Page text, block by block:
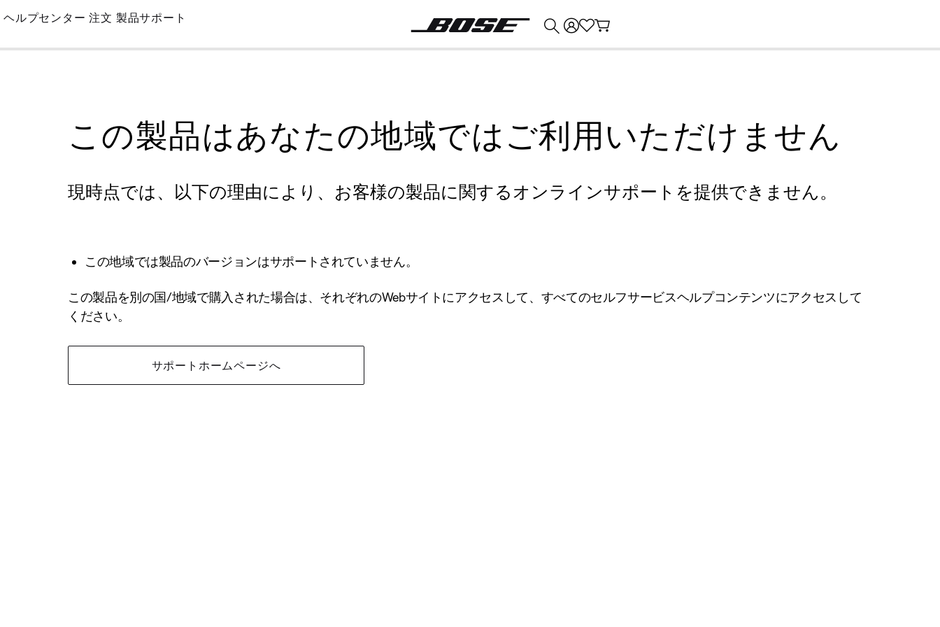
Skip
Main
ヘルプセンター 注文 製品サポート
この製品はあなたの地域ではご利用いただけません
現時点では、以下の理由により、お客様の製品に関するオンラインサポートを提供できません。
この地域では製品のバージョンはサポートされていません。
この製品を別の国/地域で購入された場合は、それぞれのWebサイトにアクセスして、すべてのセルフサービスヘルプコンテンツにアクセスして
ください。
サポートホームページへ